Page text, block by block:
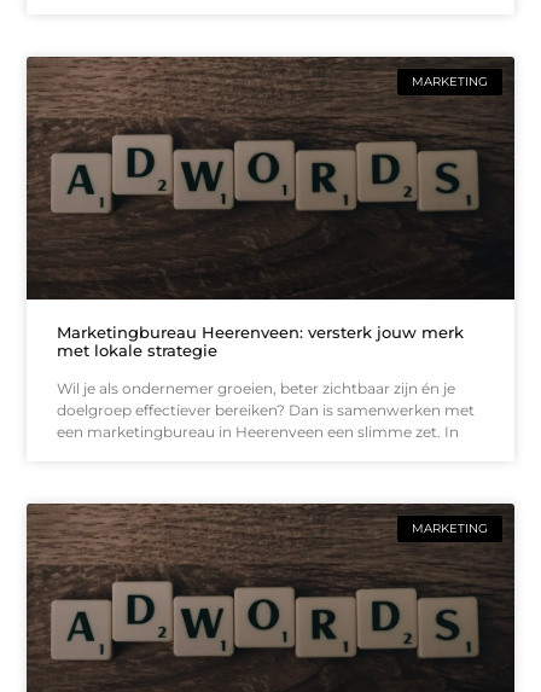
MARKETING
Marketingbureau Heerenveen: versterk jouw merk
met lokale strategie
Wil je als ondernemer groeien, beter zichtbaar zijn én je
doelgroep effectiever bereiken? Dan is samenwerken met
een marketingbureau in Heerenveen een slimme zet. In
MARKETING